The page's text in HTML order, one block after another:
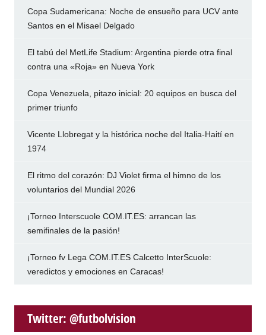
Copa Sudamericana: Noche de ensueño para UCV ante
Santos en el Misael Delgado
El tabú del MetLife Stadium: Argentina pierde otra final
contra una «Roja» en Nueva York
Copa Venezuela, pitazo inicial: 20 equipos en busca del
primer triunfo
Vicente Llobregat y la histórica noche del Italia-Haití en
1974
El ritmo del corazón: DJ Violet firma el himno de los
voluntarios del Mundial 2026
¡Torneo Interscuole COM.IT.ES: arrancan las
semifinales de la pasión!
¡Torneo fv Lega COM.IT.ES Calcetto InterScuole:
veredictos y emociones en Caracas!
Twitter: @futbolvision